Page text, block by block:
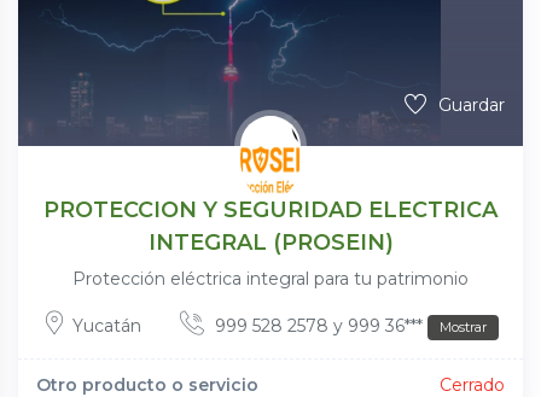
Guardar
PROTECCION Y SEGURIDAD ELECTRICA
INTEGRAL (PROSEIN)
Protección eléctrica integral para tu patrimonio
Yucatán 999 528 2578 y 999 36*** Mostrar
Otro producto o servicio Cerrado